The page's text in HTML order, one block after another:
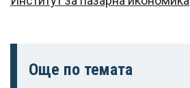
Още по темата